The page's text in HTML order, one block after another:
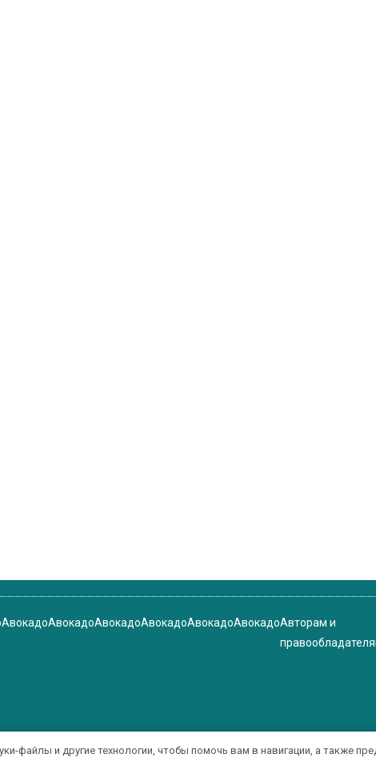
АвокадоАвокадоАвокадоАвокадоАвокадоАвокадоАвторам и
файлы и другие технологии, чтобы помочь вам в навигации, а также